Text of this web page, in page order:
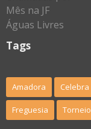
Tags
Amadora Celebra
Freguesia Torneio